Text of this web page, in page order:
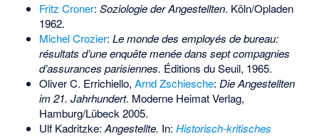
Fritz Croner: Soziologie der Angestellten. Köln/Opladen
1962.
Michel Crozier: Le monde des employés de bureau:
résultats d’une enquête menée dans sept compagnies
d’assurances parisiennes. Éditions du Seuil, 1965.
Oliver C. Errichiello, Arnd Zschiesche: Die Angestellten
im 21. Jahrhundert. Moderne Heimat Verlag,
Hamburg/Lübeck 2005.
Ulf Kadritzke: Angestellte. In: Historisch-kritisches